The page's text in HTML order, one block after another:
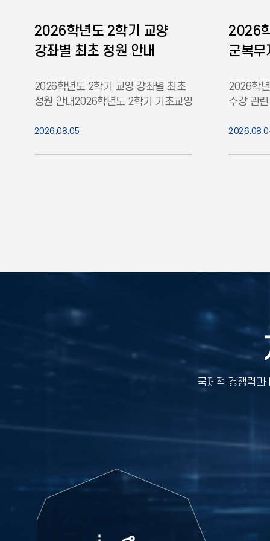
2026학년도 2학기 교양
강좌별 최초 정원 안내
2026학년도 2학기 교양 강좌별 최초
정원 안내2026학년도 2학기 기초교양
최초 정원을 붙임과 같이
2026.08.05
2026
군복무
2026학
수강 관
따른 군
국제적 경쟁력과